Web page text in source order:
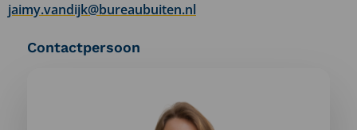
jaimy.vandijk@bureaubuiten.nl
Contactpersoon